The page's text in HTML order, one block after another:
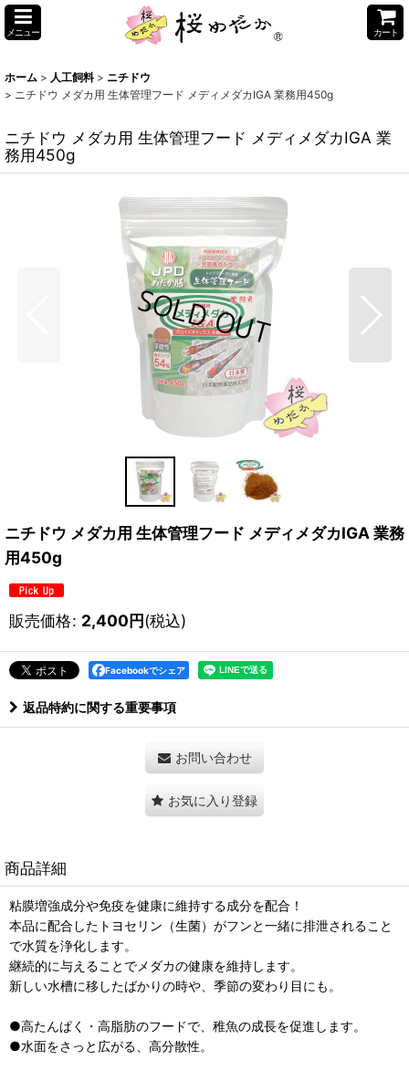
メニュー カート
ホーム > 人工飼料 > ニチドウ
> ニチドウ メダカ用 生体管理フード メディメダカIGA 業務用450g
ニチドウ メダカ用 生体管理フード メディメダカIGA 業
務用450g
ニチドウ メダカ用 生体管理フード メディメダカIGA 業務
用450g
販売価格: 2,400円(税込)
Facebookでシェア
返品特約に関する重要事項
お問い合わせ
お気に入り登録
商品詳細
粘膜増強成分や免疫を健康に維持する成分を配合！
本品に配合したトヨセリン（生菌）がフンと一緒に排泄されること
で水質を浄化します。
継続的に与えることでメダカの健康を維持します。
新しい水槽に移したばかりの時や、季節の変わり目にも。
●高たんぱく・高脂肪のフードで、稚魚の成長を促進します。
●水面をさっと広がる、高分散性。